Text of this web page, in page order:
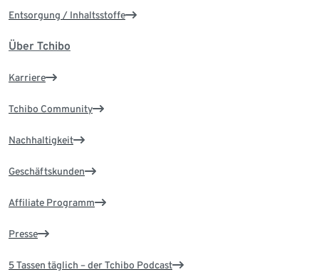
Entsorgung / Inhaltsstoffe
Über Tchibo
Karriere
Tchibo Community
Nachhaltigkeit
Geschäftskunden
Affiliate Programm
Presse
5 Tassen täglich – der Tchibo Podcast